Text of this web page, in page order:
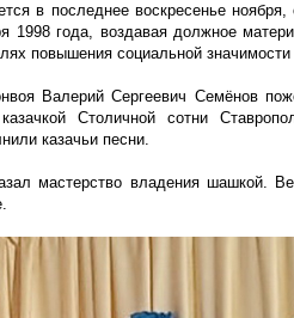
в последнее воскресенье ноября,
года, воздавая должное
повышения социальной значимости
Валерий Сергеевич Семёнов
Столичной сотни
казачьи песни.
мастерство владения шашкой.